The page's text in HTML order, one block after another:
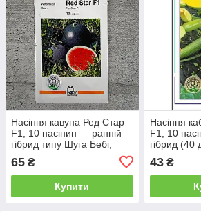
Насіння кавуна Ред Стар
F1, 10 насінин — ранній
гібрид типу Шуга Бебі,
65 ₴
Купити
Насіння
F1, 10
гібрид (40
43₴